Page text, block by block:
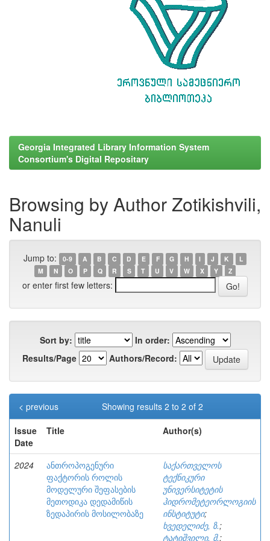
Georgia Integrated Library Information System
Consortium's Digital Repositary
Browsing by Author Zotikishvili,
Nanuli
Jump to: 0-9 A B C D E F G H I J K
L
M
N O P Q R S T U V W X Y Z
or enter first few letters:
Sort by:
In order:
Results/Page
Authors/Record:
Showing results 2 to 2 of 2
< previous
Issue
Date
Title Author(s)
2024
ანთროპოგენური
ფაქტორის როლის
მოდელური შეფასების
მეთოდიკა დედამიწის
ზედაპირის მოსილობაზე
საქართველოს
ტექნიკური
უნივერსიტეტის
ჰიდრომეტეორლოგიის
ინსტიტუტი;
ხვედელიძე, ზ.;
ტატიშვილი, მ.;